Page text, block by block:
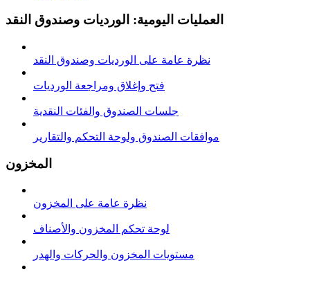
العمليات اليومية: الورديات وصندوق النقد
نظرة عامة على الوردیات وصندوق النقد
فتح وإغلاق ومراجعة الوردیات
جلسات الصندوق والفئات النقدية
موافقات الصندوق ولوحة التحكم والتقارير
المخزون
نظرة عامة على المخزون
لوحة تحكم المخزون والأصناف
مستويات المخزون والحركات والهدر